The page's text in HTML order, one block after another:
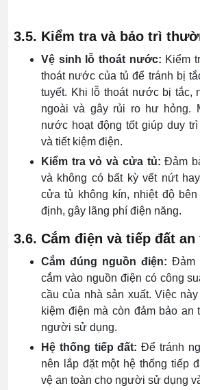
3.5. Kiểm tra và bảo trì
Vệ sinh lỗ thoát nước: Kiểm
thoát nước của tủ để tránh bị
tuyết. Khi lỗ thoát nước bị tắc,
ngoài và gây rủi ro hư hỏng.
nước hoạt động tốt giúp duy
và tiết kiệm điện.
Kiểm tra vỏ và cửa tủ: Đảm
và không có bất kỳ vết nứt
cửa tủ không kín, nhiệt độ
định, gây lãng phí điện năng.
3.6. Cắm điện và tiếp đất an
Cắm đúng nguồn điện: Đảm
cắm vào nguồn điện có công
cầu của nhà sản xuất. Việc
kiệm điện mà còn đảm bảo an
người sử dụng.
Hệ thống tiếp đất: Để tránh
nên lắp đặt một hệ thống tiếp
vệ an toàn cho người sử dụng